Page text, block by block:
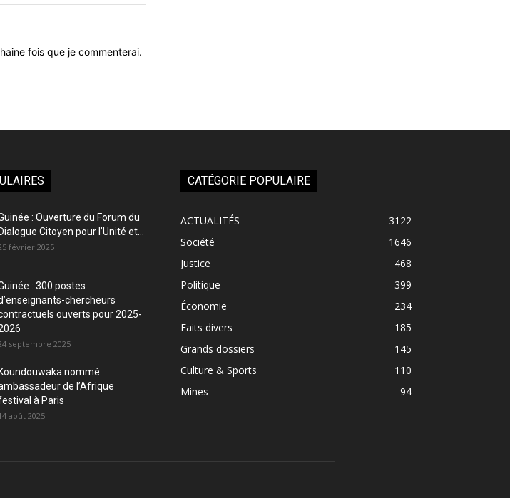
:
fois que je commenterai.
: Ouverture du Forum du
Dialogue Citoyen pour l’Unité et...
février 2025
: 300 postes
chercheurs
ouverts pour 2025-
septembre 2025
Koundouwaka nommé
de l’Afrique
à Paris
août 2025
CATÉGORIE POPULAIRE
ACTUALITÉS
3122
Société
1646
Justice
468
Politique
399
Économie
234
Faits divers
185
Grands dossiers
145
Culture & Sports
110
Mines
94